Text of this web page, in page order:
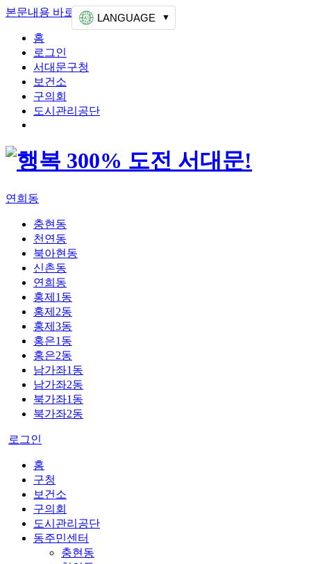
본문내용 바로가기 상단메뉴 가기
홈
로그인
서대문구청
보건소
구의회
도시관리공단
연희동
충현동
천연동
북아현동
신촌동
연희동
홍제1동
홍제2동
홍제3동
홍은1동
홍은2동
남가좌1동
남가좌2동
북가좌1동
북가좌2동
로그인
LANGUAGE
홈
구청
보건소
구의회
도시관리공단
동주민센터
충현동